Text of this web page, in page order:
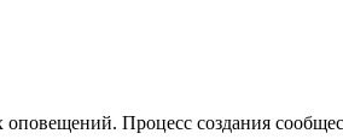
Процесс создания